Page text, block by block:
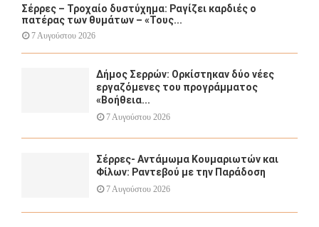
Σέρρες – Τροχαίο δυστύχημα: Ραγίζει καρδιές ο
πατέρας των θυμάτων – «Τους...
7 Αυγούστου 2026
Δήμος Σερρών: Ορκίστηκαν δύο νέες
εργαζόμενες του προγράμματος
«Βοήθεια...
7 Αυγούστου 2026
Σέρρες- Αντάμωμα Κουμαριωτών και
Φίλων: Ραντεβού με την Παράδοση
7 Αυγούστου 2026